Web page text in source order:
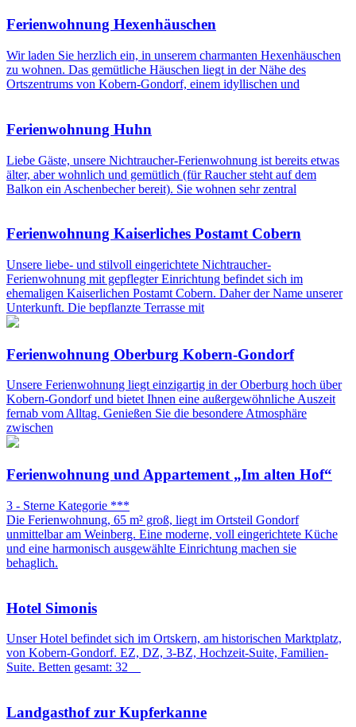
Ferienwohnung Hexenhäuschen
Wir laden Sie herzlich ein, in unserem charmanten Hexenhäuschen
zu wohnen. Das gemütliche Häuschen liegt in der Nähe des
Ortszentrums von Kobern-Gondorf, einem idyllischen und
Ferienwohnung Huhn
Liebe Gäste, unsere Nichtraucher-Ferienwohnung ist bereits etwas
älter, aber wohnlich und gemütlich (für Raucher steht auf dem
Balkon ein Aschenbecher bereit). Sie wohnen sehr zentral
Ferienwohnung Kaiserliches Postamt Cobern
Unsere liebe- und stilvoll eingerichtete Nichtraucher-
Ferienwohnung mit gepflegter Einrichtung befindet sich im
ehemaligen Kaiserlichen Postamt Cobern. Daher der Name unserer
Unterkunft. Die bepflanzte Terrasse mit
Ferienwohnung Oberburg Kobern-Gondorf
Unsere Ferienwohnung liegt einzigartig in der Oberburg hoch über
Kobern-Gondorf und bietet Ihnen eine außergewöhnliche Auszeit
fernab vom Alltag. Genießen Sie die besondere Atmosphäre
zwischen
Ferienwohnung und Appartement „Im alten Hof“
3 - Sterne Kategorie ***
Die Ferienwohnung, 65 m² groß, liegt im Ortsteil Gondorf
unmittelbar am Weinberg. Eine moderne, voll eingerichtete Küche
und eine harmonisch ausgewählte Einrichtung machen sie
behaglich.
Hotel Simonis
Unser Hotel befindet sich im Ortskern, am historischen Marktplatz,
von Kobern-Gondorf. EZ, DZ, 3-BZ, Hochzeit-Suite, Familien-
Suite. Betten gesamt: 32
Landgasthof zur Kupferkanne